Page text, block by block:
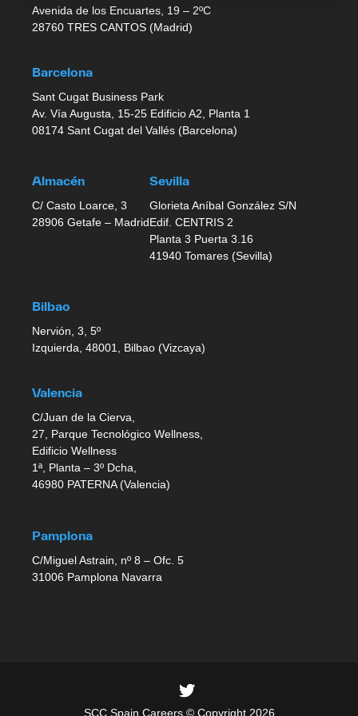
Avenida de los Encuartes, 19 – 2ºC
28760 TRES CANTOS (Madrid)
Barcelona
Sant Cugat Business Park
Av. Vía Augusta, 15-25 Edificio A2, Planta 1
08174 Sant Cugat del Vallés (Barcelona)
Almacén
C/ Casto Loarce, 3
28906 Getafe – Madrid
Sevilla
Glorieta Aníbal González S/N
Edif. CENTRIS 2
Planta 3 Puerta 3.16
41940 Tomares (Sevilla)
Bilbao
Nervión, 3, 5º
Izquierda, 48001, Bilbao (Vizcaya)
Valencia
C/Juan de la Cierva,
27, Parque Tecnológico Wellness,
Edificio Wellness
1ª, Planta – 3º Dcha,
46980 PATERNA (Valencia)
Pamplona
C/Miguel Astrain, nº 8 – Ofc. 5
31006 Pamplona Navarra
SCC Spain Careers © Copyright 2026